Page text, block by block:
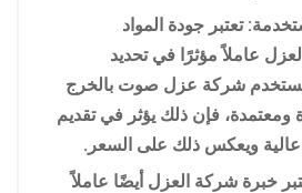
تعتبر جودة المواد
عاملاً مؤثرًا في تحديد
تستخدم شركة عزل صوت بالخرج
ومعتمدة، فإن ذلك يؤثر في تقديم
ويعكس ذلك على السعر.
خبرة شركة العزل أيضًا عاملاً